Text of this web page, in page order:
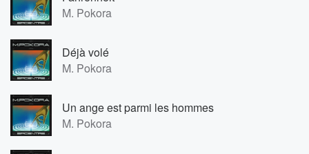
M. Pokora
Déjà volé
M. Pokora
Un ange est parmi les hommes
M. Pokora